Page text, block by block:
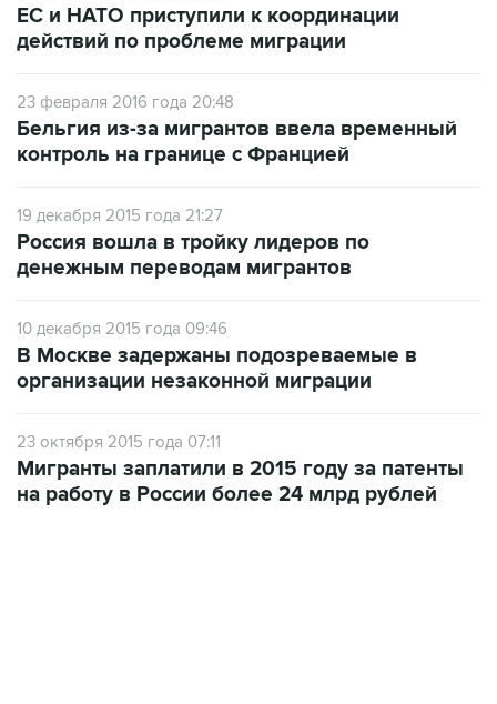
ЕС и НАТО приступили к координации
действий по проблеме миграции
23 февраля 2016 года 20:48
Бельгия из-за мигрантов ввела временный
контроль на границе с Францией
19 декабря 2015 года 21:27
Россия вошла в тройку лидеров по
денежным переводам мигрантов
10 декабря 2015 года 09:46
В Москве задержаны подозреваемые в
организации незаконной миграции
23 октября 2015 года 07:11
Мигранты заплатили в 2015 году за патенты
на работу в России более 24 млрд рублей